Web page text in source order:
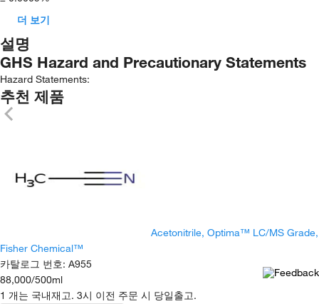
더 보기
설명
GHS Hazard and Precautionary Statements
Hazard Statements:
추천 제품
Acetonitrile, Optima™ LC/MS Grade,
Fisher Chemical™
카탈로그 번호: A955
88,000/500ml
1 개는 국내재고. 3시 이전 주문 시 당일출고.